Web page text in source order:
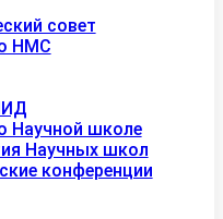
совет
НМС
Научной школе
Научных школ
конференции